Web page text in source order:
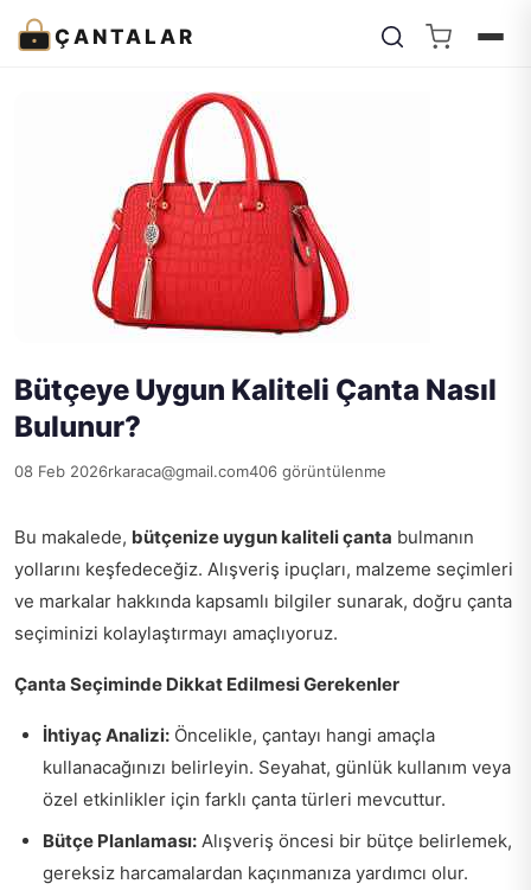
ÇANTALAR
Bütçeye Uygun Kaliteli Çanta Nasıl
Bulunur?
08 Feb 2026rkaraca@gmail.com406 görüntülenme
Bu makalede, bütçenize uygun kaliteli çanta bulmanın
yollarını keşfedeceğiz. Alışveriş ipuçları, malzeme seçimleri
ve markalar hakkında kapsamlı bilgiler sunarak, doğru çanta
seçiminizi kolaylaştırmayı amaçlıyoruz.
Çanta Seçiminde Dikkat Edilmesi Gerekenler
İhtiyaç Analizi: Öncelikle, çantayı hangi amaçla
kullanacağınızı belirleyin. Seyahat, günlük kullanım veya
özel etkinlikler için farklı çanta türleri mevcuttur.
Bütçe Planlaması: Alışveriş öncesi bir bütçe belirlemek,
gereksiz harcamalardan kaçınmanıza yardımcı olur.